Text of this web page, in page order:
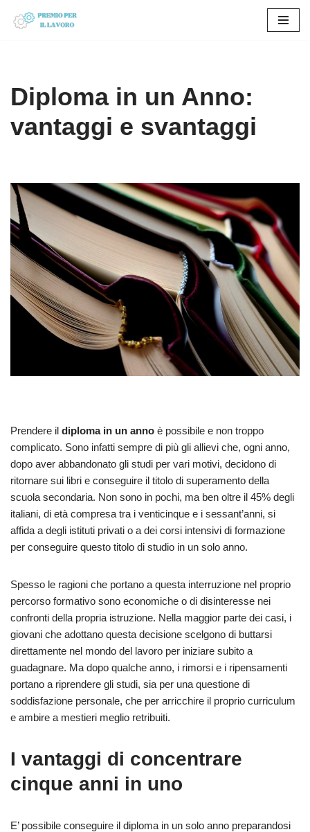
Diploma in un Anno:
vantaggi e svantaggi
Prendere il diploma in un anno è possibile e non troppo
complicato. Sono infatti sempre di più gli allievi che, ogni anno,
dopo aver abbandonato gli studi per vari motivi, decidono di
ritornare sui libri e conseguire il titolo di superamento della
scuola secondaria. Non sono in pochi, ma ben oltre il 45% degli
italiani, di età compresa tra i venticinque e i sessant’anni, si
affida a degli istituti privati o a dei corsi intensivi di formazione
per conseguire questo titolo di studio in un solo anno.
Spesso le ragioni che portano a questa interruzione nel proprio
percorso formativo sono economiche o di disinteresse nei
confronti della propria istruzione. Nella maggior parte dei casi, i
giovani che adottano questa decisione scelgono di buttarsi
direttamente nel mondo del lavoro per iniziare subito a
guadagnare. Ma dopo qualche anno, i rimorsi e i ripensamenti
portano a riprendere gli studi, sia per una questione di
soddisfazione personale, che per arricchire il proprio curriculum
e ambire a mestieri meglio retribuiti.
I vantaggi di concentrare
cinque anni in uno
E’ possibile conseguire il diploma in un solo anno preparandosi